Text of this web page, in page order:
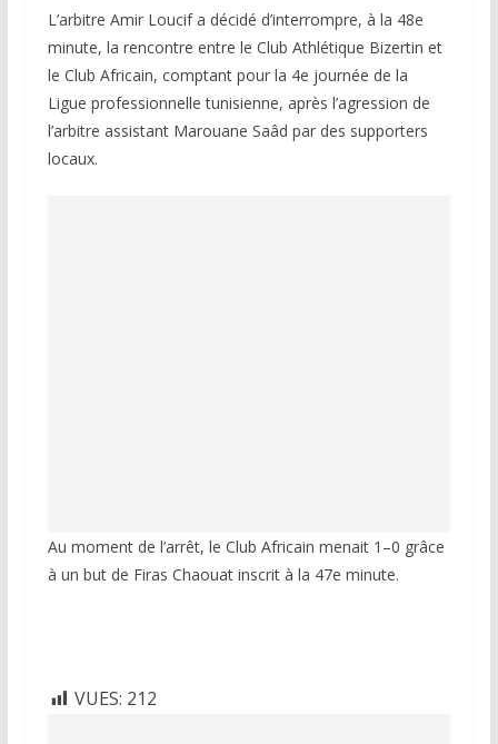
L’arbitre Amir Loucif a décidé d’interrompre, à la 48e
minute, la rencontre entre le Club Athlétique Bizertin et
le Club Africain, comptant pour la 4e journée de la
Ligue professionnelle tunisienne, après l’agression de
l’arbitre assistant Marouane Saâd par des supporters
locaux.
Au moment de l’arrêt, le Club Africain menait 1–0 grâce
à un but de Firas Chaouat inscrit à la 47e minute.
VUES: 212